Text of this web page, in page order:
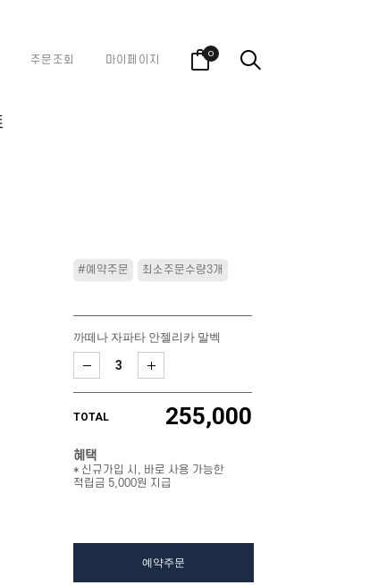
주문조회 마이페이지 0
#예약주문 최소주문수량3개
까떼나 자파타 안젤리카 말벡
TOTAL 255,000
혜택
* 신규가입 시, 바로 사용 가능한
적립금 5,000원 지급
예약주문